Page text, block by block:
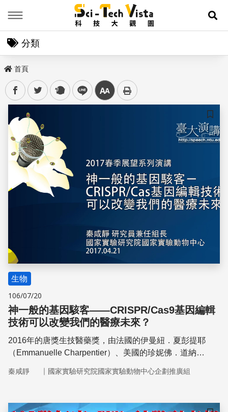
展
分類
首頁
facebooktwitter plurk line 中
儲存
生物
106/07/20
神一般的基因駭客——CRISPR/Cas9基因編輯
技術可以改變我們的醫療未來？
2016年的唐獎生技醫藥獎，由法國的伊曼紐．夏彭提耶
（Emmanuelle Charpentier）、美國的珍妮佛．道納
這三位科學家是因為發展了有上帝之手稱譽的
秦咸靜 ｜ 國家實驗研究院國家實驗動物中心企劃推廣組